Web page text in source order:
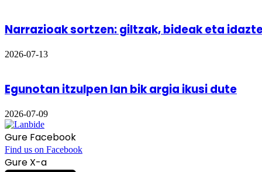
Narrazioak sortzen: giltzak, bideak eta
2026-07-13
Egunotan itzulpen lan bik argia ikusi dute
2026-07-09
Gure Facebook
Find us on Facebook
Gure X-a